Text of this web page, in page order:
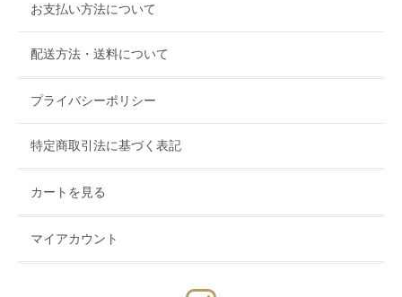
お支払い方法について
配送方法・送料について
プライバシーポリシー
特定商取引法に基づく表記
カートを見る
マイアカウント